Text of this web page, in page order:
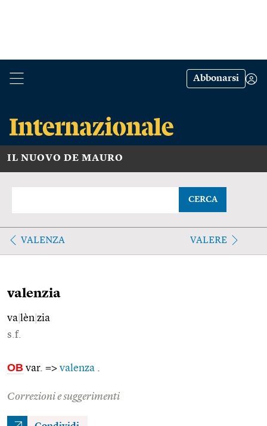
Abbonarsi
IL NUOVO DE MAURO
CERCA
VALENZA VALERE
valenzia
va lèn zia
s.f.
OB var. => valenza
Correzioni e suggerimenti